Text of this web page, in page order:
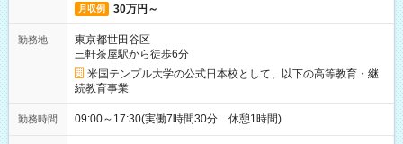
月収例 30万円～
勤務地
東京都世田谷区
三軒茶屋駅から徒歩6分
米国テンプル大学の公式日本校として、以下の高等教育・継
続教育事業
勤務時間 09:00～17:30(実働7時間30分 休憩1時間)